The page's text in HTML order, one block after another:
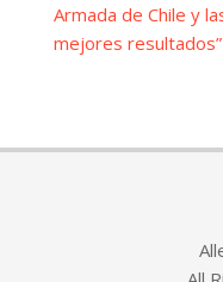
Armada de Chile y
mejores resultados”